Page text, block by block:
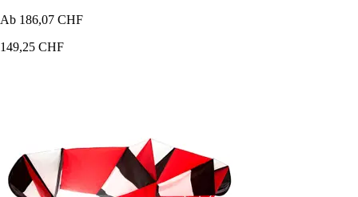
Ab 186,07 CHF
149,25 CHF